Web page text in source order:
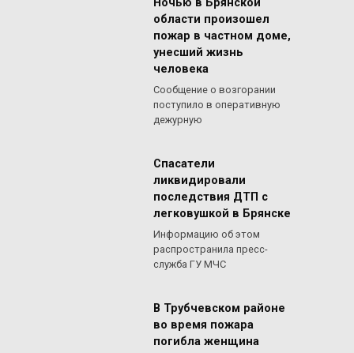
Ночью в Брянской
области произошел
пожар в частном доме,
унесший жизнь
человека
Сообщение о возгорании
поступило в оперативную
дежурную
Спасатели
ликвидировали
последствия ДТП с
легковушкой в Брянске
Информацию об этом
распространила пресс-
служба ГУ МЧС
В Трубчевском районе
во время пожара
погибла женщина